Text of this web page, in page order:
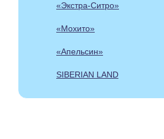
«Экстра-Ситро»
«Мохито»
«Апельсин»
SIBERIAN LAND